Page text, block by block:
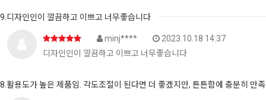
9.디자인인이 깔끔하고 이쁘고 너무좋습니다
minj****
2023.10.18 14:37
디자인인이 깔끔하고 이쁘고 너무좋습니다
8.활용도가 높은 제품임. 각도조절이 된다면 더 좋겠지만, 튼튼함에 충분히 만